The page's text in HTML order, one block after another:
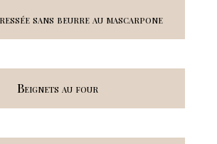
sans beurre au mascarpone
Beignets au four